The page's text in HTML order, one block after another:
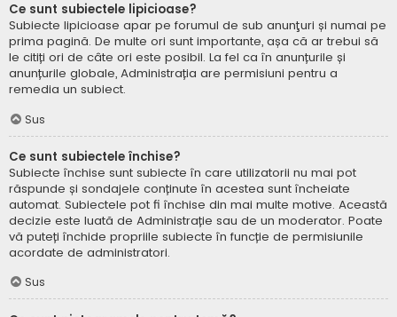
Ce sunt subiectele lipicioase?
Subiecte lipicioase apar pe forumul de sub anunţuri și numai pe
prima pagină. De multe ori sunt importante, așa că ar trebui să
le citiți ori de câte ori este posibil. La fel ca în anunțurile și
anunțurile globale, Administrația are permisiuni pentru a
remedia un subiect.
Sus
Ce sunt subiectele închise?
Subiecte închise sunt subiecte în care utilizatorii nu mai pot
răspunde și sondajele conținute în acestea sunt încheiate
automat. Subiectele pot fi închise din mai multe motive. Această
decizie este luată de Administrație sau de un moderator. Poate
vă puteți închide propriile subiecte în funcție de permisiunile
acordate de administratori.
Sus